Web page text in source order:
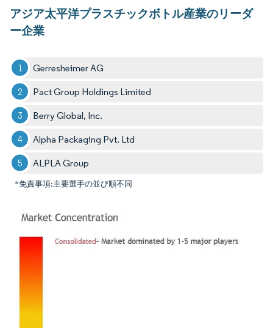
アジア太平洋プラスチックボトル産業のリーダ
ー企業
Gerresheimer AG
Pact Group Holdings Limited
Berry Global, Inc.
Alpha Packaging Pvt. Ltd
ALPLA Group
*免責事項:主要選手の並び順不同